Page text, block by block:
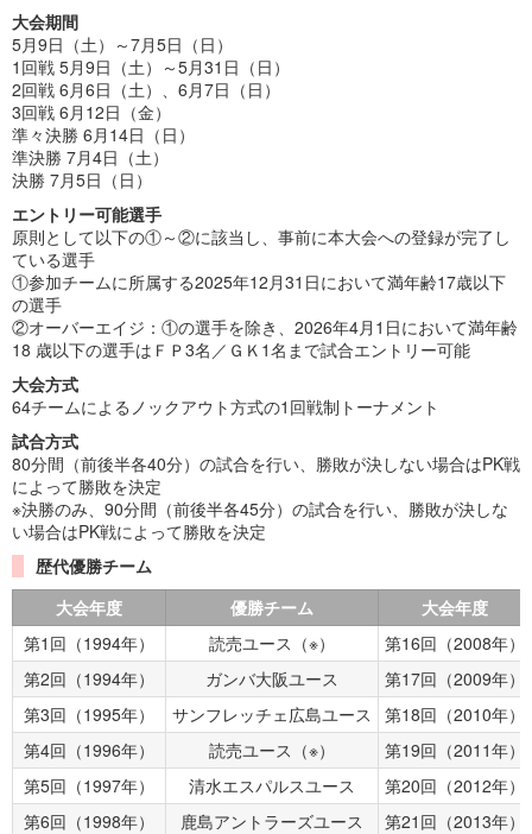
大会期間
5月9日（土）～7月5日（日）
1回戦 5月9日（土）～5月31日（日）
2回戦 6月6日（土）、6月7日（日）
3回戦 6月12日（金）
準々決勝 6月14日（日）
準決勝 7月4日（土）
決勝 7月5日（日）
エントリー可能選手
原則として以下の①～②に該当し、事前に本大会への登録が完了し
ている選手
①参加チームに所属する2025年12月31日において満年齢17歳以下
の選手
②オーバーエイジ：①の選手を除き、2026年4月1日において満年齢
18 歳以下の選手はＦＰ3名／ＧＫ1名まで試合エントリー可能
大会方式
64チームによるノックアウト方式の1回戦制トーナメント
試合方式
80分間（前後半各40分）の試合を行い、勝敗が決しない場合はPK戦
によって勝敗を決定
※決勝のみ、90分間（前後半各45分）の試合を行い、勝敗が決しな
い場合はPK戦によって勝敗を決定
歴代優勝チーム
大会年度
優勝チーム
大会年度
第1回（1994年）
読売ユース（※）
第16回（2008年）
第2回（1994年）
ガンバ大阪ユース
第17回（2009年）
第3回（1995年）
サンフレッチェ広島ユース
第18回（2010年）
第4回（1996年）
読売ユース（※）
第19回（2011年）
第5回（1997年）
清水エスパルスユース
第20回（2012年）
第6回（1998年）
鹿島アントラーズユース
第21回（2013年）